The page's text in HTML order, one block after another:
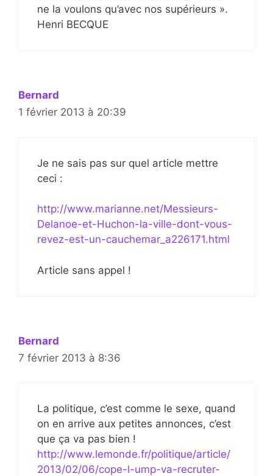
ne la voulons qu’avec nos supérieurs ».
Henri BECQUE
Bernard
1 février 2013 à 20:39
Je ne sais pas sur quel article mettre
ceci :
http://www.marianne.net/Messieurs-
Delanoe-et-Huchon-la-ville-dont-vous-
revez-est-un-cauchemar_a226171.html
Article sans appel !
Bernard
7 février 2013 à 8:36
La politique, c’est comme le sexe, quand
on en arrive aux petites annonces, c’est
que ça va pas bien !
http://www.lemonde.fr/politique/article/
2013/02/06/cope-l-ump-va-recruter-